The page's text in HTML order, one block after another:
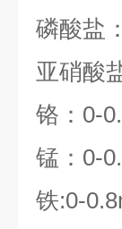
磷酸盐
亚硝酸
铬：0-
锰：0-
铁:0-